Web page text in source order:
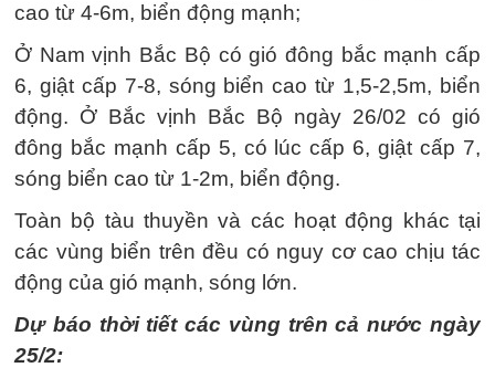
cao từ 4-6m, biển động mạnh;
Ở Nam vịnh Bắc Bộ có gió đông bắc mạnh cấp
6, giật cấp 7-8, sóng biển cao từ 1,5-2,5m, biển
động. Ở Bắc vịnh Bắc Bộ ngày 26/02 có gió
đông bắc mạnh cấp 5, có lúc cấp 6, giật cấp 7,
sóng biển cao từ 1-2m, biển động.
Toàn bộ tàu thuyền và các hoạt động khác tại
các vùng biển trên đều có nguy cơ cao chịu tác
động của gió mạnh, sóng lớn.
Dự báo thời tiết các vùng trên cả nước ngày
25/2: